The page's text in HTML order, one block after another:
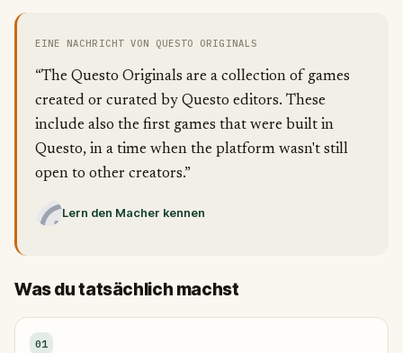
EINE NACHRICHT VON QUESTO ORIGINALS
“The Questo Originals are a collection of games
created or curated by Questo editors. These
include also the first games that were built in
Questo, in a time when the platform wasn't still
open to other creators.”
Lern den Macher kennen
Was du tatsächlich machst
01